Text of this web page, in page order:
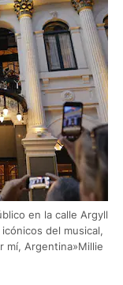
en la calle Argyll
del musical,
mí, Argentina»Millie